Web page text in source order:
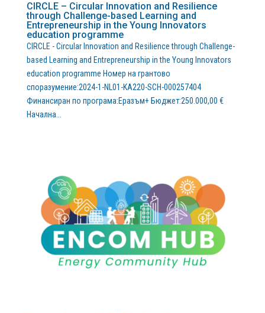
CIRCLE – Circular Innovation and Resilience
through Challenge-based Learning and
Entrepreneurship in the Young Innovators
education programme
CIRCLE - Circular Innovation and Resilience through Challenge-
based Learning and Entrepreneurship in the Young Innovators
education programme Номер на грантово
споразумение:2024-1-NL01-KA220-SCH-000257404
Финансиран по програма:Еразъм+ Бюджет:250.000,00 €
Начална...